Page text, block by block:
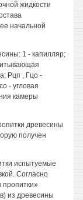
жидкости
начальной
1 - капилляр;
Рцп , Гцо -
- угловая
камеры
древесины
получен
испытуемые
Согласно
из древесины